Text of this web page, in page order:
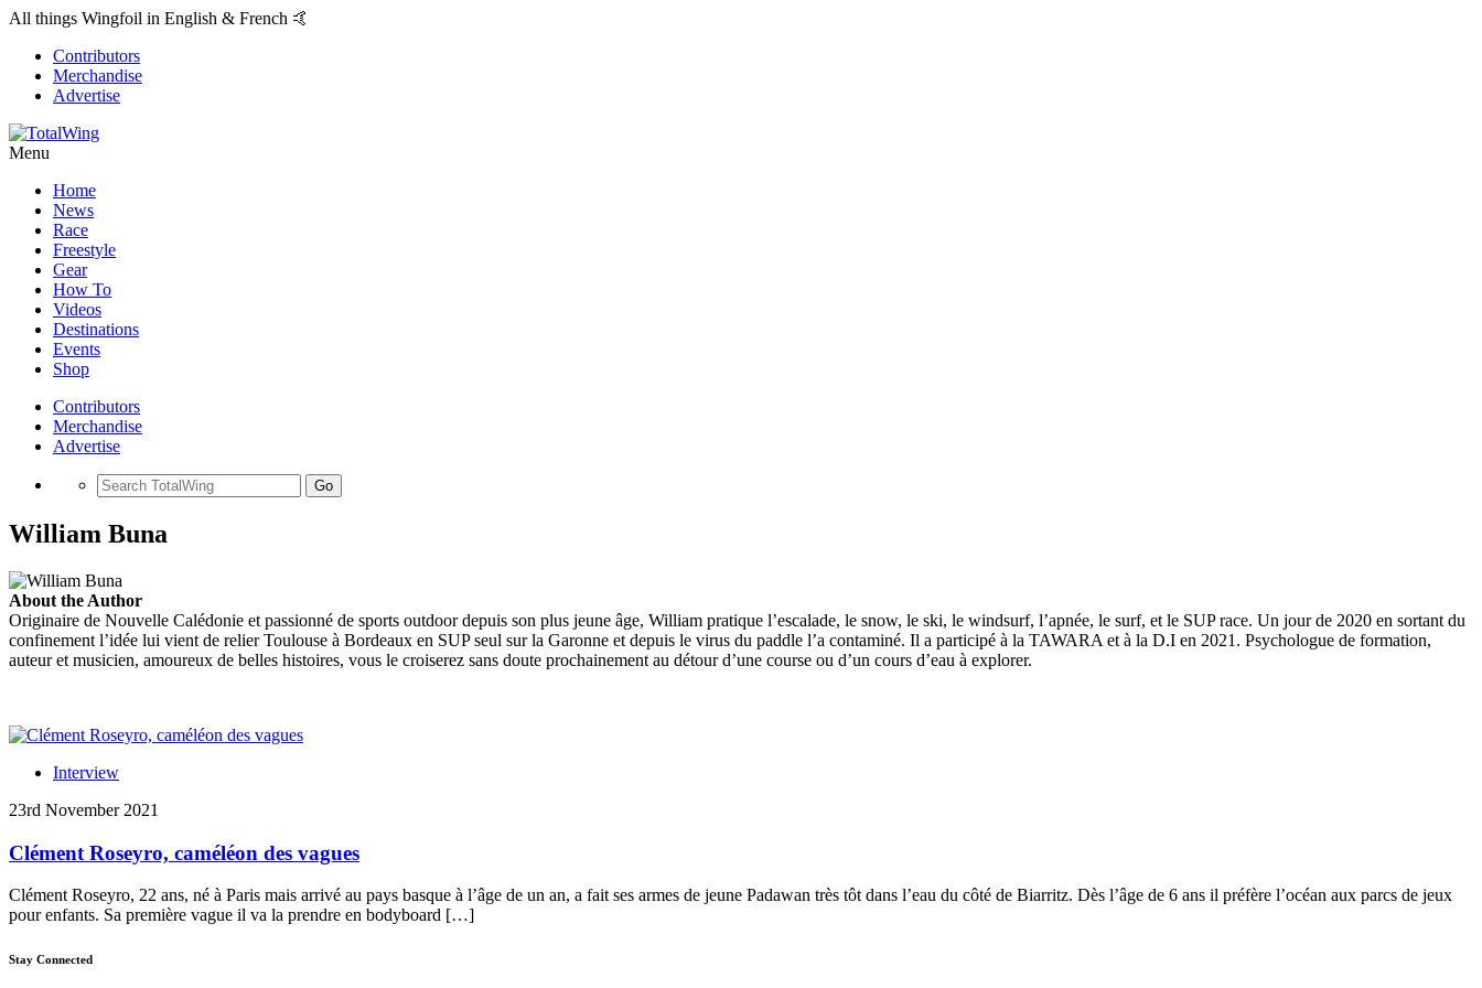
All things Wingfoil in English & French 🤙
Contributors
Merchandise
Advertise
Menu
Home
News
Race
Freestyle
Gear
How To
Videos
Destinations
Events
Shop
Contributors
Merchandise
Advertise
Go
William Buna
About the Author
Originaire de Nouvelle Calédonie et passionné de sports outdoor depuis son plus jeune âge, William pratique l’escalade, le snow, le ski, le windsurf, l’apnée, le surf, et le SUP race. Un jour de 2020 en sortant du
confinement l’idée lui vient de relier Toulouse à Bordeaux en SUP seul sur la Garonne et depuis le virus du paddle l’a contaminé. Il a participé à la TAWARA et à la D.I en 2021. Psychologue de formation,
auteur et musicien, amoureux de belles histoires, vous le croiserez sans doute prochainement au détour d’une course ou d’un cours d’eau à explorer.
Interview
23rd November 2021
Clément Roseyro, caméléon des vagues
Clément Roseyro, 22 ans, né à Paris mais arrivé au pays basque à l’âge de un an, a fait ses armes de jeune Padawan très tôt dans l’eau du côté de Biarritz. Dès l’âge de 6 ans il préfère l’océan aux parcs de jeux
pour enfants. Sa première vague il va la prendre en bodyboard […]
Stay Connected